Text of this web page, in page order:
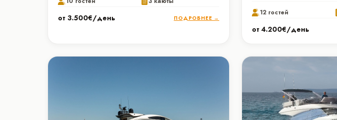
от 3.500€/день ПОДРОБНЕЕ →
12 гостей
от 4.200€/день